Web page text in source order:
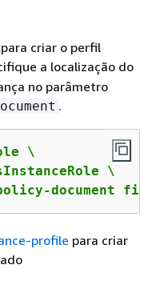
para criar o perfil
a localização do
no parâmetro
.
\
\
document
profile para criar